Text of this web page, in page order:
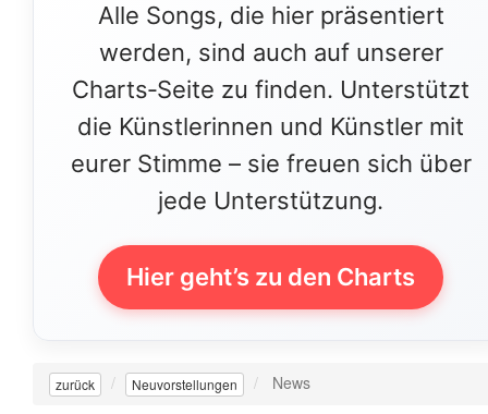
Alle Songs, die hier präsentiert
werden, sind auch auf unserer
Charts‑Seite zu finden. Unterstützt
die Künstlerinnen und Künstler mit
eurer Stimme – sie freuen sich über
jede Unterstützung.
Hier geht’s zu den Charts
zurück Neuvorstellungen News